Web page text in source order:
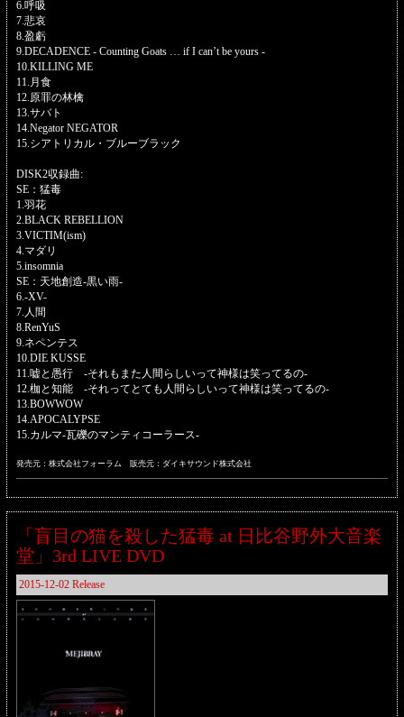
6.呼吸
7.悲哀
8.盈虧
9.DECADENCE - Counting Goats … if I can’t be yours -
10.KILLING ME
11.月食
12.原罪の林檎
13.サバト
14.Negator NEGATOR
15.シアトリカル・ブルーブラック
DISK2収録曲:
SE：猛毒
1.羽花
2.BLACK REBELLION
3.VICTIM(ism)
4.マダリ
5.insomnia
SE：天地創造-黒い雨-
6.-XV-
7.人間
8.RenYuS
9.ネペンテス
10.DIE KUSSE
11.嘘と愚行 -それもまた人間らしいって神様は笑ってるの-
12.枷と知能 -それってとても人間らしいって神様は笑ってるの-
13.BOWWOW
14.APOCALYPSE
15.カルマ-瓦礫のマンティコーラース-
発売元：株式会社フォーラム 販売元：ダイキサウンド株式会社
「盲目の猫を殺した猛毒 at 日比谷野外大音楽
堂」3rd LIVE DVD
2015-12-02 Release